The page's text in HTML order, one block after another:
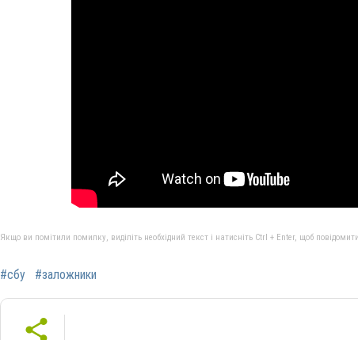
Якщо ви помітили помилку, виділіть необхідний текст і натисніть Ctrl + Enter, щоб
#сбу #заложники